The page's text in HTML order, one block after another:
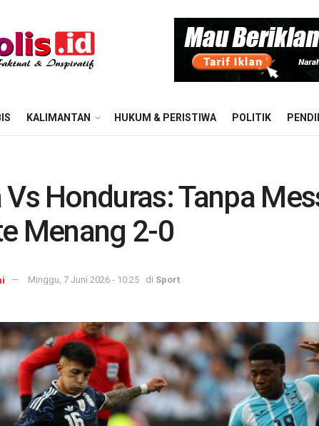
KALIMANTAN HUKUM & PERISTIWA POLITIK
Honduras: Tanpa
Menang 2-0
Minggu, 7 Juni 2026 - 10:25 di Sport